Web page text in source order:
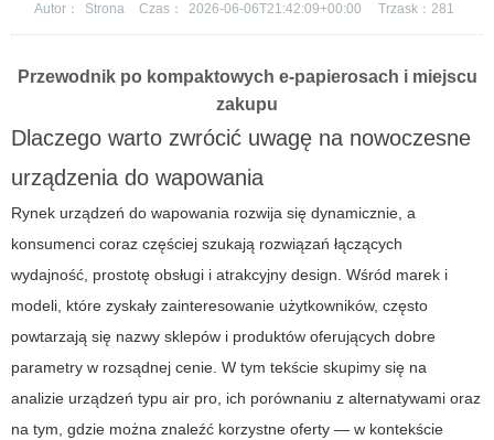
Autor： Strona Czas： 2026-06-06T21:42:09+00:00 Trzask： 281
Przewodnik po kompaktowych e-papierosach i miejscu
zakupu
Dlaczego warto zwrócić uwagę na nowoczesne
urządzenia do wapowania
Rynek urządzeń do wapowania rozwija się dynamicznie, a
konsumenci coraz częściej szukają rozwiązań łączących
wydajność, prostotę obsługi i atrakcyjny design. Wśród marek i
modeli, które zyskały zainteresowanie użytkowników, często
powtarzają się nazwy sklepów i produktów oferujących dobre
parametry w rozsądnej cenie. W tym tekście skupimy się na
analizie urządzeń typu air pro, ich porównaniu z alternatywami oraz
na tym, gdzie można znaleźć korzystne oferty — w kontekście